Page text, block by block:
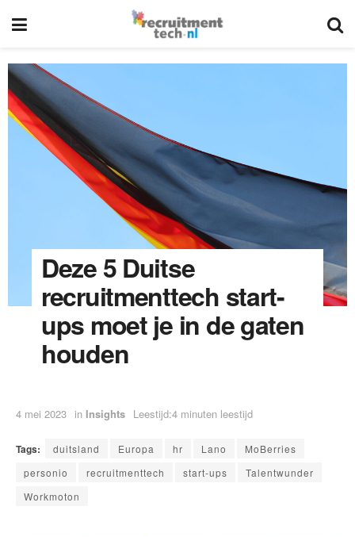
Deze 5 Duitse
recruitmenttech start-
ups moet je in de gaten
houden
4 mei 2023 in Insights Leestijd:4 minuten leestijd
Tags: duitsland Europa hr Lano
MoBerries
personio
recruitmenttech start-ups
Talentwunder
Workmoton